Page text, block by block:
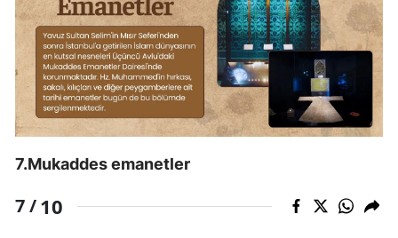
Bartın
Ardahan
Iğdır
Yalova
7.Mukaddes emanetler
7 /10